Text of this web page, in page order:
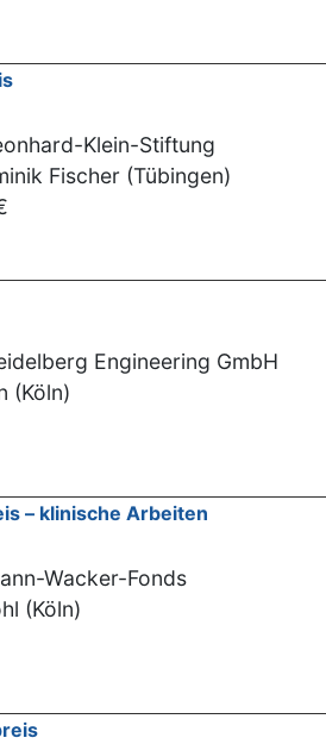
Klein-Stiftung
Fischer (Tübingen)
Engineering GmbH
(Köln)
– klinische Arbeiten
Wacker-Fonds
(Köln)